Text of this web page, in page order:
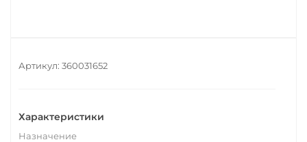
Артикул: 360031652
Характеристики
Назначение